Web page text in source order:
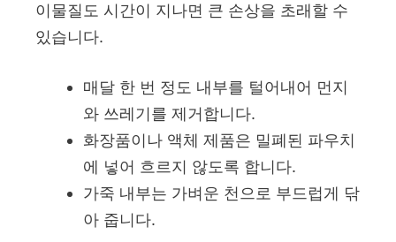
이물질도 시간이 지나면 큰 손상을 초래할 수
있습니다.
매달 한 번 정도 내부를 털어내어 먼지
와 쓰레기를 제거합니다.
화장품이나 액체 제품은 밀폐된 파우치
에 넣어 흐르지 않도록 합니다.
가죽 내부는 가벼운 천으로 부드럽게 닦
아 줍니다.